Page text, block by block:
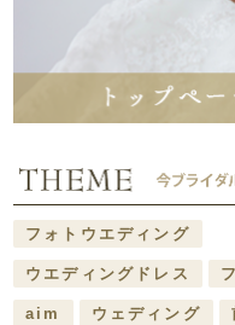
フォトウエディング
ウエディングドレス
aim ウェディング